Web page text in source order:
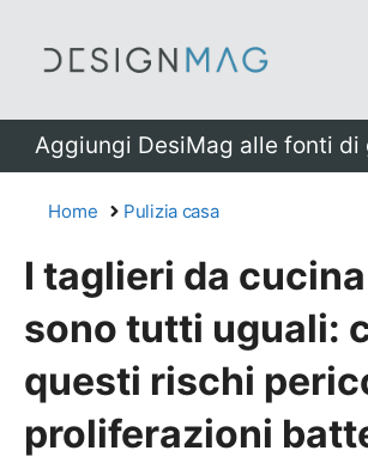
Aggiungi DesiMag alle fonti di
Home Pulizia casa
I taglieri da
sono tutti uguali:
questi rischi
proliferazioni